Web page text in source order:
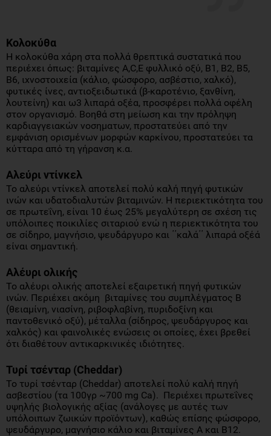
Κολοκύθα
Η κολοκύθα χάρη στα πολλά θρεπτικά συστατικά που
περιέχει όπως: βιταμίνες A,C,E φυλλικό οξύ, Β1, Β2, Β5,
Β6, ιχνοστοιχεία (κάλιο, φώσφορο, ασβέστιο, χαλκό),
φυτικές ίνες, αντιοξειδωτικά (β-καροτένιο, ξανθίνη,
λουτείνη) και ω3 λιπαρά οξέα, προσφέρει πολλά οφέλη
στον οργανισμό. Βοηθά στη μείωση και την πρόληψη
καρδιαγγειακών νοσηματων, προστατεύει από την
εμφάνιση ορισμένων μορφών καρκίνου, προστατεύει τα
κύτταρα από τη γήρανση κ.α.
Αλεύριντίνκελ
Το αλεύρι ντίνκελ αποτελεί πολύ καλή πηγή φυτικών
ινών και υδατοδιαλυτών βιταμινών. Η περιεκτικότητα του
σε πρωτεΐνη, είναι 10 έως 25% μεγαλύτερη σε σχέση τις
υπόλοιπες ποικιλίες σιταριού ενώ η περιεκτικότητα του
σε σίδηρο, μαγνήσιο, ψευδάργυρο και ΄΄καλά΄΄ λιπαρά οξέά
είναι σημαντική.
Αλέυρι ολικής
Το αλέυρι ολικής αποτελεί εξαιρετική πηγή φυτικών
ινών. Περιέχει ακόμη βιταμίνες του συμπλέγματος Β
(θειαμίνη, νιασίνη, ριβοφλαβίνη, πυριδοξίνη και
παντοθενικό οξύ), μέταλλα (σίδηρος, ψευδάργυρος και
χαλκός) και φαινολικές ενώσεις οι οποίες, έχει βρεθεί
ότι διαθέτουν αντικαρκινικές ιδιότητες.
Τυρίτσένταρ (Cheddar)
Το τυρί τσένταρ (Cheddar) αποτελεί πολύ καλή πηγή
ασβεστίου (τα 100γρ ~700 mg Ca). Περιέχει πρωτεΐνες
υψηλής βιολογικής αξίας (ανάλογες με αυτές των
υπόλοιπων ζωικών προϊόντων), καθώς επίσης φώσφορο,
ψευδάργυρο, μαγνήσιο κάλιο και βιταμίνες Α και B12.